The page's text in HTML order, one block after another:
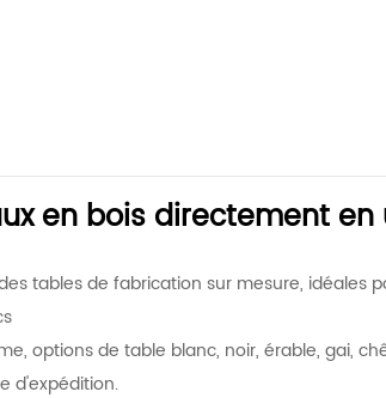
en bois directement en
tables de fabrication sur mesure, idéales
options de table blanc, noir, érable, gai,
d'expédition.